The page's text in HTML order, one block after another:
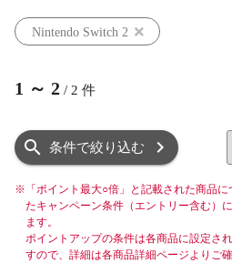
Nintendo Switch 2
1 ～ 2 / 2 件
条件で絞り込む
※ 「ポイント最大○倍」と記載された商品
たキャンペーン条件（エントリー含む）
ます。
ポイントアップの条件は各商品に設定さ
すので、詳細は各商品詳細ページよりご確